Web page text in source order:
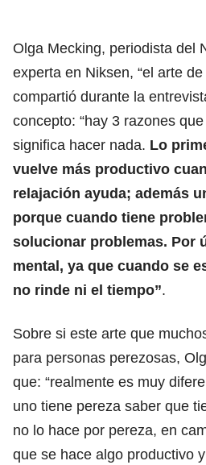
Olga Mecking, periodista del
experta en Niksen, “el arte
compartió durante la
concepto: “hay 3 razones
significa hacer nada. Lo
vuelve más productivo
relajación ayuda; además
porque cuando tiene
solucionar problemas. Por
mental, ya que cuando se
no rinde ni el tiempo”.
Sobre si este arte que
para personas perezosas,
que: “realmente es muy
uno tiene pereza saber que
no lo hace por pereza, en
que se hace algo productivo